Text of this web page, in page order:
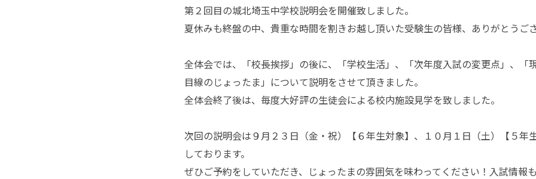
第２回目の城北埼玉中学校説明会を開催致しました。
夏休みも終盤の中、貴重な時間を割きお越し頂いた受験生の皆様、ありがとうご
全体会では、「校長挨拶」の後に、「学校生活」、「次年度入試の変更点」、「
目線のじょったま」について説明をさせて頂きました。
全体会終了後は、毎度大好評の生徒会による校内施設見学を致しました。
次回の説明会は９月２３日（金・祝）【６年生対象】、１０月１日（土）【５年
しております。
ぜひご予約をしていただき、じょったまの雰囲気を味わってください！入試情報